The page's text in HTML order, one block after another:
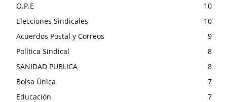
O.P.E
10
Elecciones Sindicales
10
Acuerdos Postal y Correos
9
Política Sindical
8
SANIDAD PUBLICA
8
Bolsa Única
7
Educación
7